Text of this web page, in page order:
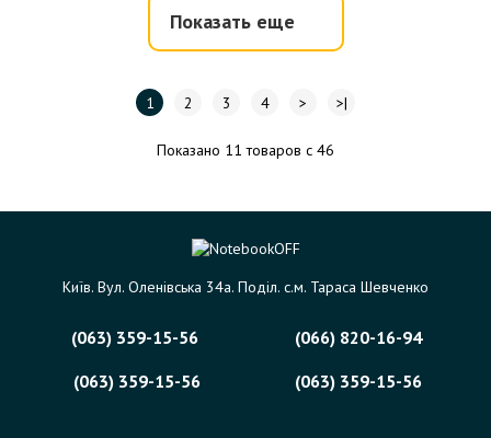
Показать еще
1 2 3 4 > >|
Показано 11 товаров с 46
Київ. Вул. Оленівська 34а. Поділ. с.м. Тараса Шевченко
(063) 359-15-56
(066) 820-16-94
(063) 359-15-56
(063) 359-15-56